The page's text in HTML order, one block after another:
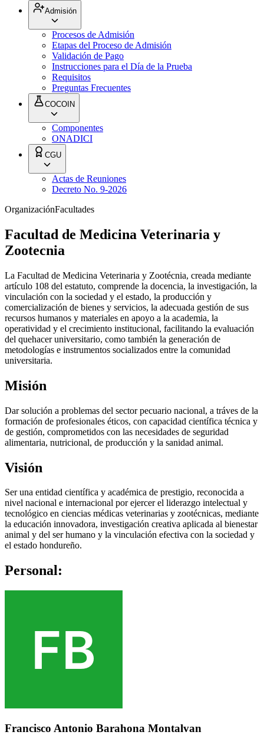
Admisión
Procesos de Admisión
Etapas del Proceso de Admisión
Validación de Pago
Instrucciones para el Día de la Prueba
Requisitos
Preguntas Frecuentes
COCOIN
Componentes
ONADICI
CGU
Actas de Reuniones
Decreto No. 9-2026
OrganizaciónFacultades
Facultad de Medicina Veterinaria y
Zootecnia
La Facultad de Medicina Veterinaria y Zootécnia, creada mediante
artículo 108 del estatuto, comprende la docencia, la investigación, la
vinculación con la sociedad y el estado, la producción y
comercialización de bienes y servicios, la adecuada gestión de sus
recursos humanos y materiales en apoyo a la academia, la
operatividad y el crecimiento institucional, facilitando la evaluación
del quehacer universitario, como también la generación de
metodologías e instrumentos socializados entre la comunidad
universitaria.
Misión
Dar solución a problemas del sector pecuario nacional, a tráves de la
formación de profesionales éticos, con capacidad científica técnica y
de gestión, comprometidos con las necesidades de seguridad
alimentaria, nutricional, de producción y la sanidad animal.
Visión
Ser una entidad científica y académica de prestigio, reconocida a
nivel nacional e internacional por ejercer el liderazgo intelectual y
tecnológico en ciencias médicas veterinarias y zootécnicas, mediante
la educación innovadora, investigación creativa aplicada al bienestar
animal y del ser humano y la vinculación efectiva con la sociedad y
el estado hondureño.
Personal:
Francisco Antonio Barahona Montalvan